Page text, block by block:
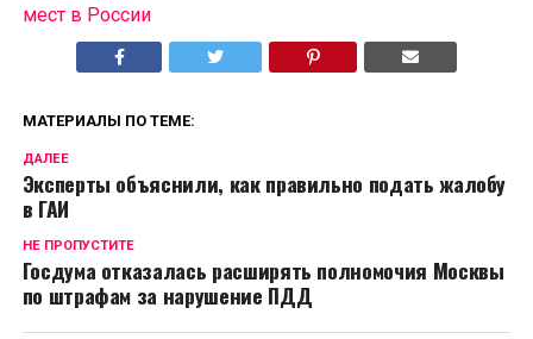
мест в России
МАТЕРИАЛЫ ПО ТЕМЕ:
ДАЛЕЕ
Эксперты объяснили, как правильно подать жалобу
в ГАИ
НЕ ПРОПУСТИТЕ
Госдума отказалась расширять полномочия Москвы
по штрафам за нарушение ПДД